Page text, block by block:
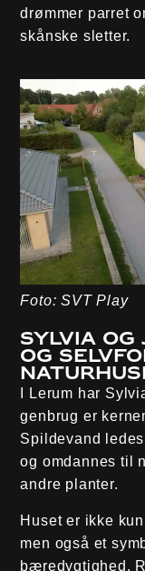
drømmer parret
skånske sletter.
Foto: SVT Play
Sylvia og
og
I Lerum har
genbrug er
Spildevand
og omdannes til
andre planter.
Huset er ikke
men også et
bæredygtighed.